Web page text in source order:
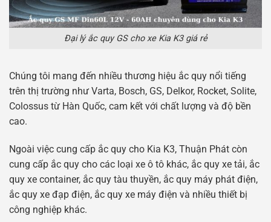
Đại lý ắc quy GS cho xe Kia K3 giá rẻ
Chúng tôi mang đến nhiều thương hiệu ắc quy nổi tiếng
trên thị trường như Varta, Bosch, GS, Delkor, Rocket, Solite,
Colossus từ Hàn Quốc, cam kết với chất lượng và độ bền
cao.
Ngoài việc cung cấp ắc quy cho Kia K3, Thuận Phát còn
cung cấp ắc quy cho các loại xe ô tô khác, ắc quy xe tải, ắc
quy xe container, ắc quy tàu thuyền, ắc quy máy phát điện,
ắc quy xe đạp điện, ắc quy xe máy điện và nhiều thiết bị
công nghiệp khác.